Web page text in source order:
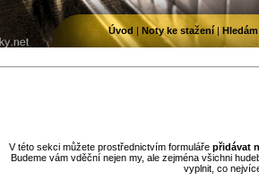
V této sekci můžete prostřednictvím formuláře přidávat
Budeme vám vděční nejen my, ale zejména všichni
vyplnit, co
Úvod | Noty ke stažení|